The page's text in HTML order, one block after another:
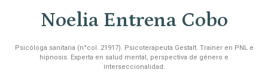
Noelia Entrena Cobo
Psicóloga sanitaria (n°col. 21917). Psicoterapeuta Gestalt. Trainer en PNL e
hipnosis. Experta en salud mental, perspectiva de género e
interseccionalidad.